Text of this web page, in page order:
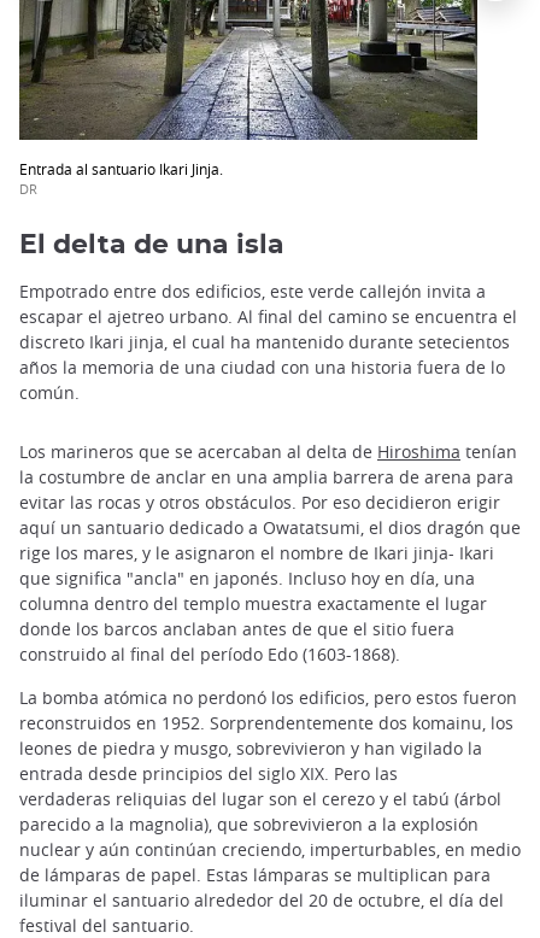
Entrada al santuario Ikari Jinja.
DR
El delta de una isla
Empotrado entre dos edificios, este verde callejón invita a
escapar el ajetreo urbano. Al final del camino se encuentra el
discreto Ikari jinja, el cual ha mantenido durante setecientos
años la memoria de una ciudad con una historia fuera de lo
común.
Los marineros que se acercaban al delta de Hiroshima tenían
la costumbre de anclar en una amplia barrera de arena para
evitar las rocas y otros obstáculos. Por eso decidieron erigir
aquí un santuario dedicado a Owatatsumi, el dios dragón que
rige los mares, y le asignaron el nombre de Ikari jinja- Ikari
que significa "ancla" en japonés. Incluso hoy en día, una
columna dentro del templo muestra exactamente el lugar
donde los barcos anclaban antes de que el sitio fuera
construido al final del período Edo (1603-1868).
La bomba atómica no perdonó los edificios, pero estos fueron
reconstruidos en 1952. Sorprendentemente dos komainu, los
leones de piedra y musgo, sobrevivieron y han vigilado la
entrada desde principios del siglo XIX. Pero las
verdaderas reliquias del lugar son el cerezo y el tabú (árbol
parecido a la magnolia), que sobrevivieron a la explosión
nuclear y aún continúan creciendo, imperturbables, en medio
de lámparas de papel. Estas lámparas se multiplican para
iluminar el santuario alrededor del 20 de octubre, el día del
festival del santuario.